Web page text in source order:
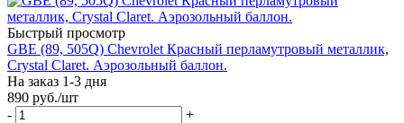
Быстрый просмотр
GBE (89, 505Q) Chevrolet Красный перламутровый металлик,
Crystal Claret. Аэрозольный баллон.
На заказ 1-3 дня
890 руб./шт
-
+